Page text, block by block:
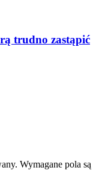
trudno zastąpić
Wymagane pola są